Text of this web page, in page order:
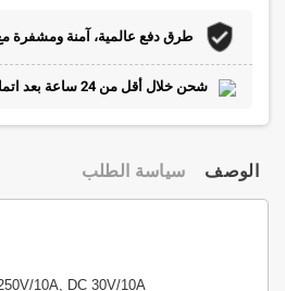
طرق دفع عالمية، آمنة ومشفرة
شحن خلال أقل من 24 ساعة بعد اتمام الطلب.
الوصف سياسة الطلب
10A, DC 30V/10A